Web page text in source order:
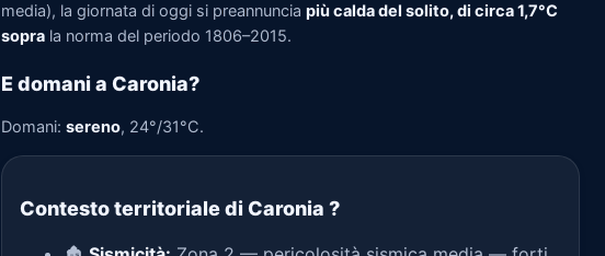
media), la giornata di oggi si preannuncia più calda del solito, di circa 1,7°C
sopra la norma del periodo 1806–2015.
E domani a Caronia?
Domani: sereno, 24°/31°C.
Contesto territoriale di Caronia ?